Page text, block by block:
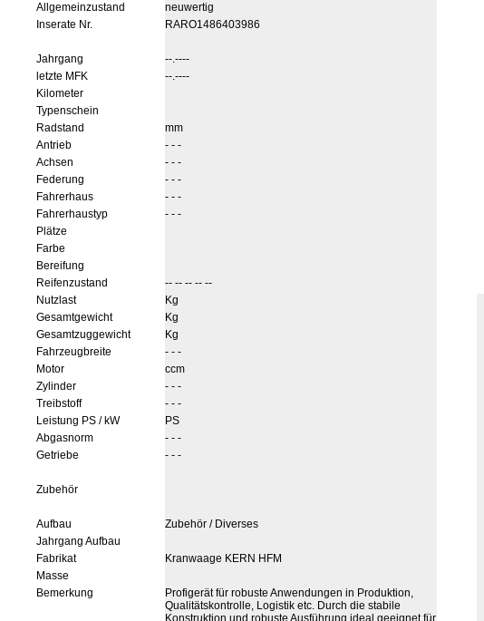
Allgemeinzustand
neuwertig
Inserate Nr.
RARO1486403986
Jahrgang
--.----
letzte MFK
--.----
Kilometer
Typenschein
Radstand
mm
Antrieb
- - -
Achsen
- - -
Federung
- - -
Fahrerhaus
- - -
Fahrerhaustyp
- - -
Plätze
Farbe
Bereifung
Reifenzustand
-- -- -- -- --
Nutzlast
Kg
Gesamtgewicht
Kg
Gesamtzuggewicht
Kg
Fahrzeugbreite
- - -
Motor
ccm
Zylinder
- - -
Treibstoff
- - -
Leistung PS / kW
PS
Abgasnorm
- - -
Getriebe
- - -
Zubehör
Aufbau
Zubehör / Diverses
Jahrgang Aufbau
Fabrikat
Kranwaage KERN HFM
Masse
Bemerkung
Profigerät für robuste Anwendungen in Produktion,
Qualitätskontrolle, Logistik etc. Durch die stabile
Konstruktion und robuste Ausführung ideal geeignet für